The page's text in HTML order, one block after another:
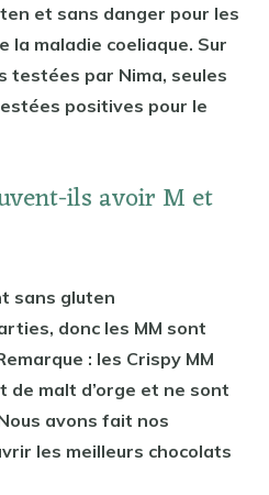
et sans danger pour les
maladie coeliaque. Sur
testées par Nima, seules
positives pour le
ils avoir M et
sans gluten
donc les MM sont
: les Crispy MM
de malt d’orge et ne sont
avons fait nos
les meilleurs chocolats